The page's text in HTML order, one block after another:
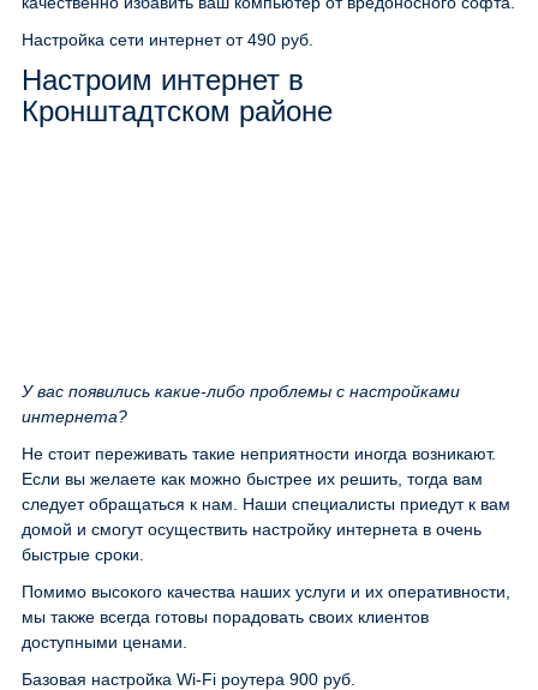
Настройка сети интернет от 490 руб.
Настроим интернет в
Кронштадтском районе
У вас появились какие-либо проблемы с настройками
интернета?
Не стоит переживать такие неприятности иногда возникают.
Если вы желаете как можно быстрее их решить, тогда вам
следует обращаться к нам. Наши специалисты приедут к вам
домой и смогут осуществить настройку интернета в очень
быстрые сроки.
Помимо высокого качества наших услуги и их оперативности,
мы также всегда готовы порадовать своих клиентов
доступными ценами.
Базовая настройка Wi-Fi роутера 900 руб.